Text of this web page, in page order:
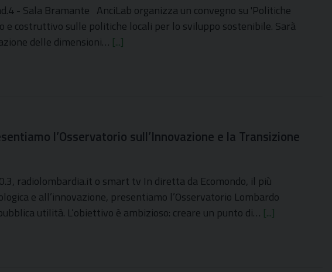
- Sala Bramante AnciLab organizza un convegno su 'Politiche
costruttivo sulle politiche locali per lo sviluppo sostenibile. Sarà
delle dimensioni… [...]
l’Osservatorio sull’Innovazione e la Transizione
radiolombardia.it o smart tv In diretta da Ecomondo, il più
e all’innovazione, presentiamo l’Osservatorio Lombardo
utilità. L’obiettivo è ambizioso: creare un punto di… [...]